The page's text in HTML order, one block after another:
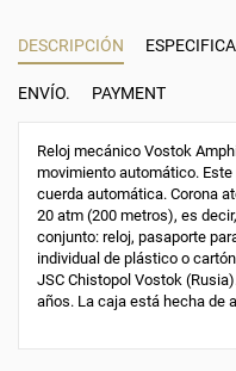
DESCRIPCIÓN
ENVÍO. PAYMENT
Reloj mecánico Vostok
movimiento automático.
cuerda automática. Corona
20 atm (200 metros), es
conjunto: reloj, pasaporte
individual de plástico o
JSC Chistopol Vostok
años. La caja está hecha de